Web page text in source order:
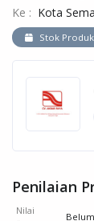
Ke : Kota
Stok
Penilaian
Nilai